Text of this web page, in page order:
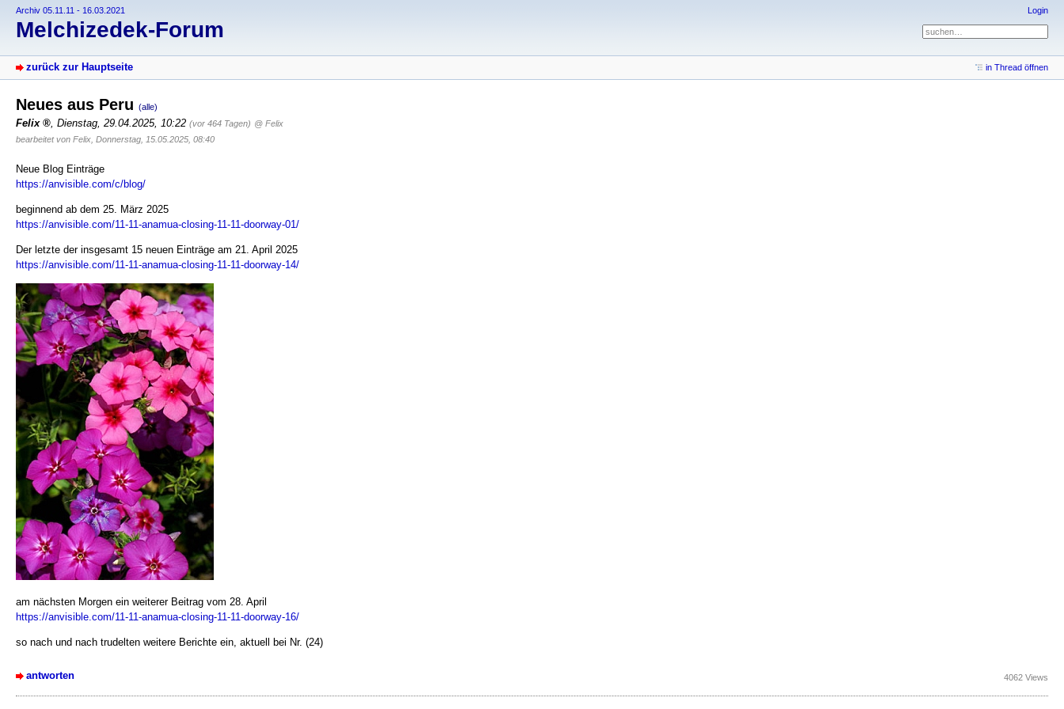
Archiv 05.11.11 - 16.03.2021
Melchizedek-Forum
Login
zurück zur Hauptseite in Thread öffnen
Neues aus Peru (alle)
Felix , Dienstag, 29.04.2025, 10:22 (vor 464 Tagen) @ Felix
bearbeitet von Felix, Donnerstag, 15.05.2025, 08:40
Neue Blog Einträge
https://anvisible.com/c/blog/
beginnend ab dem 25. März 2025
https://anvisible.com/11-11-anamua-closing-11-11-doorway-01/
Der letzte der insgesamt 15 neuen Einträge am 21. April 2025
https://anvisible.com/11-11-anamua-closing-11-11-doorway-14/
am nächsten Morgen ein weiterer Beitrag vom 28. April
https://anvisible.com/11-11-anamua-closing-11-11-doorway-16/
so nach und nach trudelten weitere Berichte ein, aktuell bei Nr. (24)
antworten 4062 Views